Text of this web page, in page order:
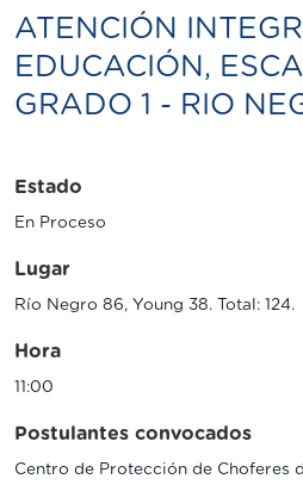
ATENCIÓN
EDUCACIÓN,
GRADO 1 - RIO
Estado
En Proceso
Lugar
Río Negro 86, Young 38. Total: 124.
Hora
11:00
Postulantes convocados
Centro de Protección de Choferes